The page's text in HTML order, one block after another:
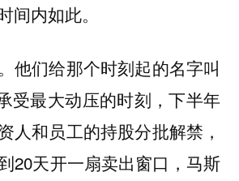
间内如此。
他们给那个时刻起的名字叫
受最大动压的时刻，下半年
人和员工的持股分批解禁，
20天开一扇卖出窗口，马斯